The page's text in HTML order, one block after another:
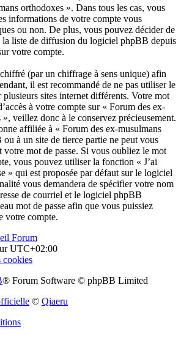
orthodoxes ». Dans tous les cas, vous
informations de votre compte vous
ou non. De plus, vous pouvez décider de
la liste de diffusion du logiciel phpBB depuis
votre compte.
(par un chiffrage à sens unique) afin
il est recommandé de ne pas utiliser le
plusieurs sites internet différents. Votre mot
à votre compte sur « Forum des ex-
veillez donc à le conservez précieusement.
affiliée à « Forum des ex-musulmans
à un site de tierce partie ne peut vous
votre mot de passe. Si vous oubliez le mot
vous pouvez utiliser la fonction « J’ai
» qui est proposée par défaut sur le logiciel
vous demandera de spécifier votre nom
de courriel et le logiciel phpBB
mot de passe afin que vous puissiez
votre compte.
Forum
UTC+02:00
cookies
® Forum Software © phpBB Limited
© Qiaeru